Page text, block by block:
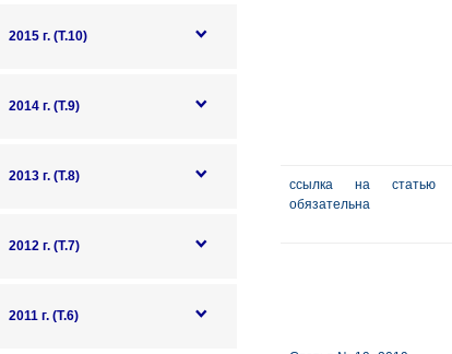
2015 г. (Т.10)
2014 г. (Т.9)
2013 г. (Т.8)
2012 г. (Т.7)
2011 г. (Т.6)
ссылка на статью
обязательна